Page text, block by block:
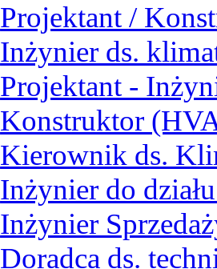
Projektant /
Inżynier ds.
Projektant -
Konstruktor
Kierownik ds.
Inżynier do
Inżynier
Doradca ds.